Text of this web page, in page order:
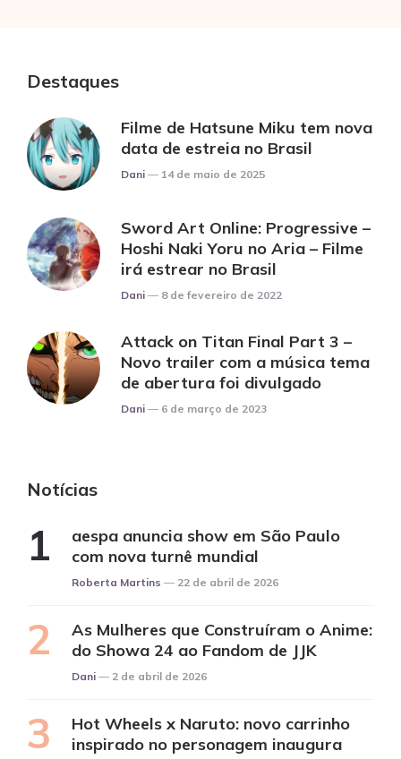
Destaques
Filme de Hatsune Miku tem nova
data de estreia no Brasil
Posted
Dani 14 de maio de 2025
Sword Art Online: Progressive –
Hoshi Naki Yoru no Aria – Filme
irá estrear no Brasil
Posted
Dani 8 de fevereiro de 2022
Attack on Titan Final Part 3 –
Novo trailer com a música tema
de abertura foi divulgado
Posted
Dani 6 de março de 2023
Notícias
aespa anuncia show em São Paulo
com nova turnê mundial
Posted
Roberta Martins 22 de abril de 2026
As Mulheres que Construíram o Anime:
do Showa 24 ao Fandom de JJK
Posted
Dani 2 de abril de 2026
Hot Wheels x Naruto: novo carrinho
inspirado no personagem inaugura